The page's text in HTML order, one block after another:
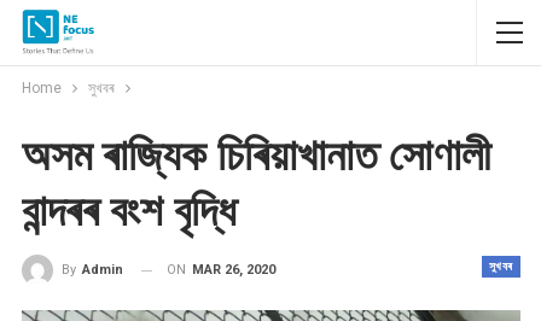
Home সুখবৰ
অসম ৰাজ্যিক চিৰিয়াখানাত সোণালী
বান্দৰৰ বংশ বৃদ্ধি
সুখবৰ
By Admin ON MAR 26, 2020